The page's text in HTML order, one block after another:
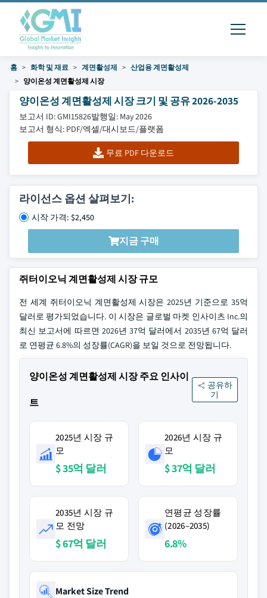
홈 화학 및 재료 계면활성제
산업용 계면활성제
양이온성 계면활성제 시장
양이온성 계면활성제 시장 크기 및 공유 2026-2035
보고서 ID: GMI15826발행일: May 2026
보고서 형식: PDF/엑셀/대시보드/플랫폼
무료 PDF 다운로드
라이선스 옵션 살펴보기:
시작 가격: $2,450
지금 구매
쥐터이오닉 계면활성제 시장 규모
전 세계 쥐터이오닉 계면활성제 시장은 2025년 기준으로 35억
달러로 평가되었습니다. 이 시장은 글로벌 마켓 인사이츠 Inc.의
최신 보고서에 따르면 2026년 37억 달러에서 2035년 67억 달러
로 연평균 6.8%의 성장률(CAGR)을 보일 것으로 전망됩니다.
양이온성 계면활성제 시장 주요 인사이
트
공유하
기
2025년 시장 규
모
$ 35억 달러
2026년 시장 규
모
$ 37억 달러
2035년 시장 규
모 전망
$ 67억 달러
연평균 성장률
(2026–2035)
6.8%
Market Size Trend